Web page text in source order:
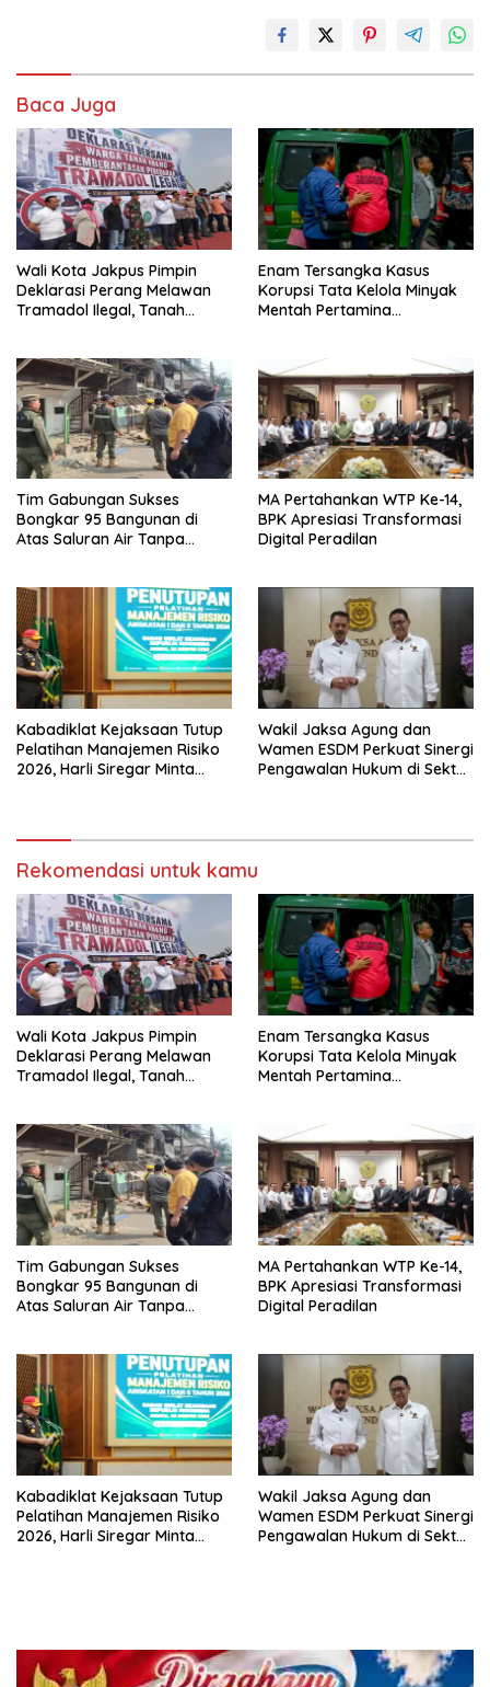
Baca Juga
Wali Kota Jakpus Pimpin
Deklarasi Perang Melawan
Tramadol Ilegal, Tanah
Enam Tersangka Kasus
Korupsi Tata Kelola Minyak
Mentah Pertamina
Tim Gabungan Sukses
Bongkar 95 Bangunan di
Atas Saluran Air Tanpa
MA Pertahankan WTP Ke-14,
BPK Apresiasi Transformasi
Digital Peradilan
Kabadiklat Kejaksaan Tutup
Pelatihan Manajemen Risiko
2026, Harli Siregar Minta
Wakil Jaksa Agung dan
Wamen ESDM Perkuat Sinergi
Pengawalan Hukum di Sektor
Rekomendasi untuk kamu
Wali Kota Jakpus Pimpin
Deklarasi Perang Melawan
Tramadol Ilegal, Tanah
Enam Tersangka Kasus
Korupsi Tata Kelola Minyak
Mentah Pertamina
Tim Gabungan Sukses
Bongkar 95 Bangunan di
Atas Saluran Air Tanpa
MA Pertahankan WTP Ke-14,
BPK Apresiasi Transformasi
Digital Peradilan
Kabadiklat Kejaksaan Tutup
Pelatihan Manajemen Risiko
2026, Harli Siregar Minta
Wakil Jaksa Agung dan
Wamen ESDM Perkuat Sinergi
Pengawalan Hukum di Sektor